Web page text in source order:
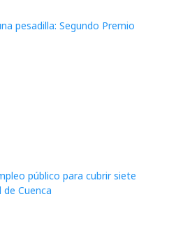
pesadilla: Segundo Premio
público para cubrir siete
Cuenca